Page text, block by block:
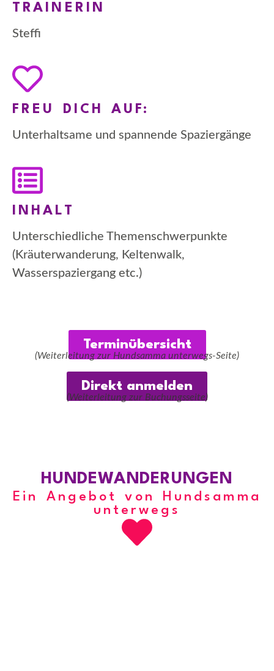
TRAINERIN
Steffi
FREU DICH AUF:
Unterhaltsame und spannende Spaziergänge
INHALT
Unterschiedliche Themenschwerpunkte
(Kräuterwanderung, Keltenwalk,
Wasserspaziergang etc.)
Terminübersicht
(Weiterleitung zur Hundsamma unterwegs-Seite)
Direkt anmelden
(Weiterleitung zur Buchungsseite)
HUNDEWANDERUNGEN
Ein Angebot von Hundsamma
unterwegs